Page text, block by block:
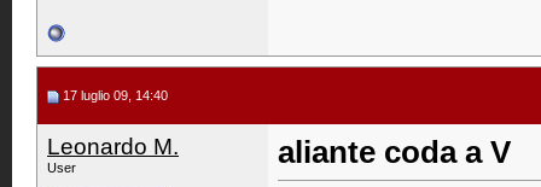
17 luglio 09, 14:40
Leonardo M.
User aliante coda a V